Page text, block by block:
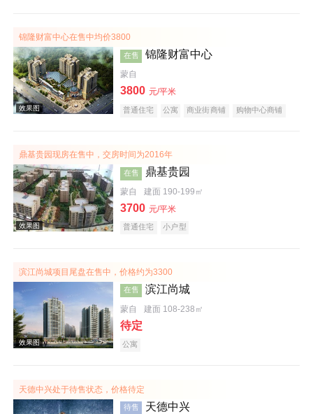
效果图
锦隆财富中心在售中均价3800
效果图
在售 锦隆财富中心
蒙自
3800 元/平米
普通住宅 公寓 商业街商铺
购物中心商铺
鼎基贵园现房在售中，交房时间为2016年
在售 鼎基贵园
蒙自 建面 190-199㎡
3700 元/平米
普通住宅 小户型
滨江尚城项目尾盘在售中，价格约为3300
在售 滨江尚城
蒙自 建面 108-238㎡
待定
公寓
天德中兴处于待售状态，价格待定
待售 天德中兴